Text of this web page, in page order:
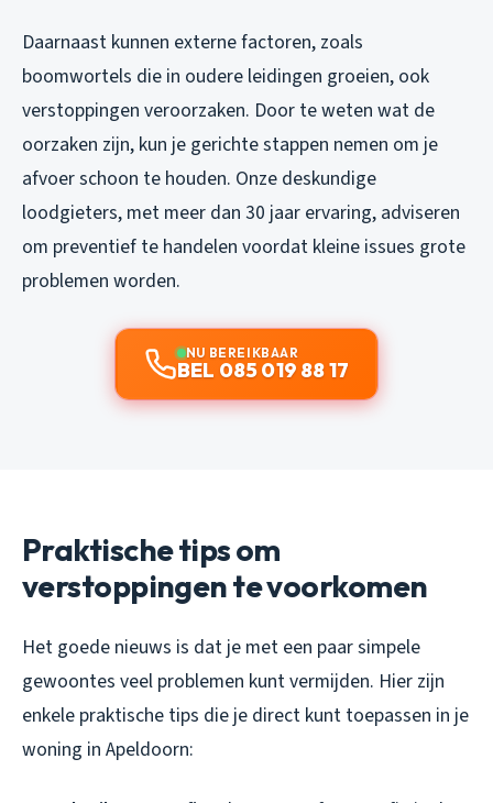
Daarnaast kunnen externe factoren, zoals
boomwortels die in oudere leidingen groeien, ook
verstoppingen veroorzaken. Door te weten wat de
oorzaken zijn, kun je gerichte stappen nemen om je
afvoer schoon te houden. Onze deskundige
loodgieters, met meer dan 30 jaar ervaring, adviseren
om preventief te handelen voordat kleine issues grote
problemen worden.
NU BEREIKBAAR
BEL 085 019 88 17
Praktische tips om
verstoppingen te voorkomen
Het goede nieuws is dat je met een paar simpele
gewoontes veel problemen kunt vermijden. Hier zijn
enkele praktische tips die je direct kunt toepassen in je
woning in Apeldoorn: